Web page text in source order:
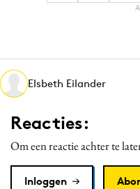
Martech
Media
Merkstrategie
PR
Programmatic
Reputatie & crisis
Elsbeth Eilander
Reacties:
Om een reactie achter te
Inloggen